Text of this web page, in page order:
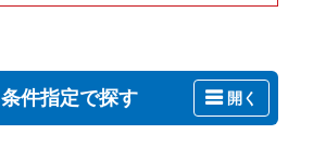
条件指定で探す 開く